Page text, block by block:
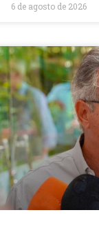
6 de agosto de 2026